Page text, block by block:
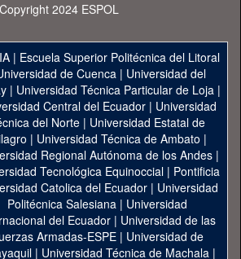
Copyright 2024 ESPOL
| Escuela Superior Politécnica del Litoral
de Cuenca| Universidad del
| Universidad Técnica Particular de Loja|
Central del Ecuador| Universidad
del Norte | Universidad Estatal de
| Universidad Técnica de Ambato |
Regional Autónoma de los Andes|
Tecnológica Equinoccial| Pontificia
Catolica del Ecuador | Universidad
Politécnica Salesiana | Universidad
del Ecuador | Universidad de las
Armadas-ESPE | Universidad de
| Universidad Técnica de Machala|